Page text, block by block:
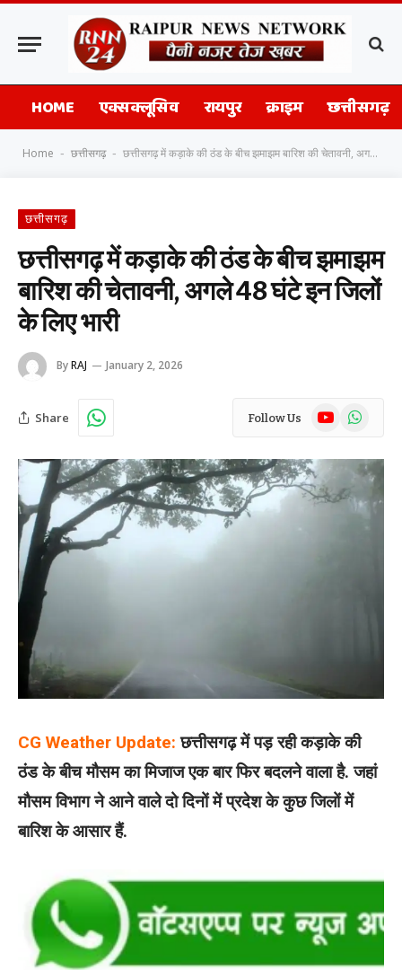
HOME एक्सक्लूसिव रायपुर क्राइम छत्तीसगढ़
Home - छत्तीसगढ़ - छत्तीसगढ़ में कड़ाके की ठंड के बीच झमाझम बारिश की चेतावनी, अगले 48 घंटे इन जिलों के लिए भारी
छत्तीसगढ़
छत्तीसगढ़ में कड़ाके की ठंड के बीच झमाझम
बारिश की चेतावनी, अगले 48 घंटे इन जिलों
के लिए भारी
ByRAJ January 2, 2026
Share Follow Us YouTubeWhatsApp
CG Weather Update: छत्तीसगढ़ में पड़ रही कड़ाके की
ठंड के बीच मौसम का मिजाज एक बार फिर बदलने वाला है. जहां
मौसम विभाग ने आने वाले दो दिनों में प्रदेश के कुछ जिलों में
बारिश के आसार हैं.